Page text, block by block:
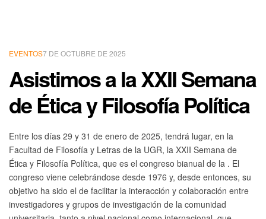
EVENTOS7 DE OCTUBRE DE 2025
Asistimos a la XXII Semana
de Ética y Filosofía Política
Entre los días 29 y 31 de enero de 2025, tendrá lugar, en la
Facultad de Filosofía y Letras de la UGR, la XXII Semana de
Ética y Filosofía Política, que es el congreso bianual de la . El
congreso viene celebrándose desde 1976 y, desde entonces, su
objetivo ha sido el de facilitar la interacción y colaboración entre
investigadores y grupos de investigación de la comunidad